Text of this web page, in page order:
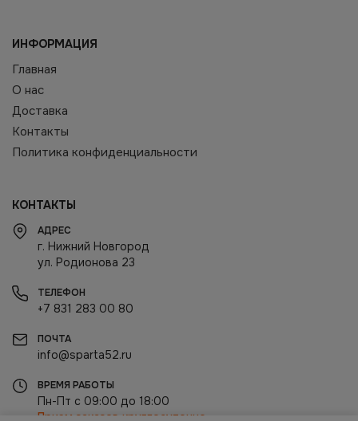
ИНФОРМАЦИЯ
Главная
О нас
Доставка
Контакты
Политика конфиденциальности
КОНТАКТЫ
АДРЕС
г. Нижний Новгород
ул. Родионова 23
ТЕЛЕФОН
+7 831 283 00 80
ПОЧТА
info@sparta52.ru
ВРЕМЯ РАБОТЫ
Пн-Пт с 09:00 до 18:00
Прием заказов круглосуточно